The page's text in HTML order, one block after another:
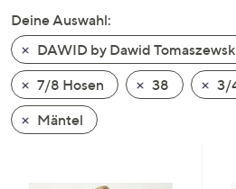
nach
unten
oder
wischen
Sie
auf
Deine Auswahl:
DAWID by Dawid
7/8 Hosen
38
3/
Mäntel